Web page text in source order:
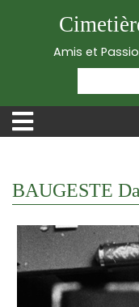
Amis et
BAUGESTE